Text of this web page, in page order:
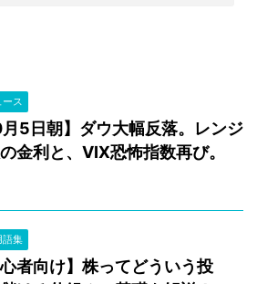
ス
月5日朝】ダウ大幅反落。レンジ
の金利と、VIX恐怖指数再び。
語集
心者向け】株ってどういう投